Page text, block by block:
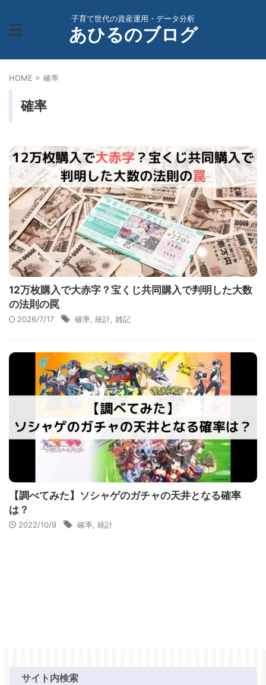
子育て世代の資産運用・データ分析
あひるのブログ
HOME > 確率
確率
12万枚購入で大赤字？宝くじ共同購入で判明した大数
の法則の罠
2026/7/17 確率 統計 雑記
【調べてみた】ソシャゲのガチャの天井となる確率
は？
2022/10/9 確率, 統計
サイト内検索